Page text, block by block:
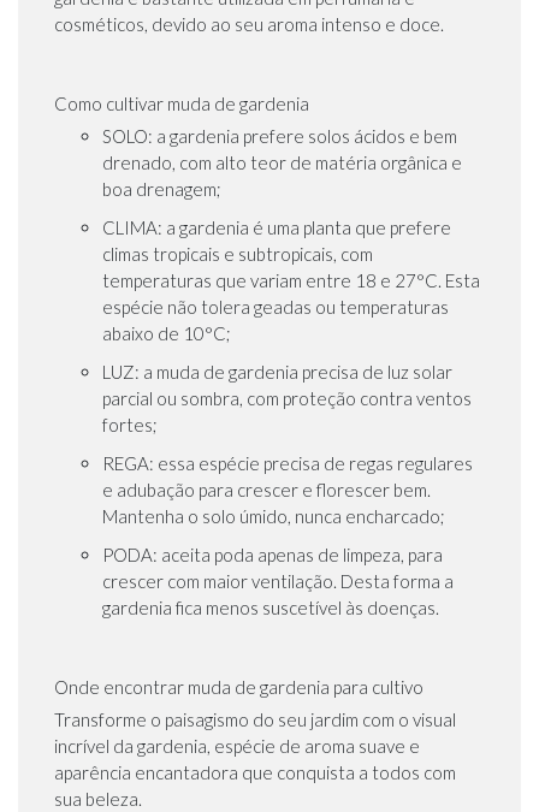
cosméticos, devido ao seu aroma intenso e doce.
Como cultivar muda de gardenia
SOLO: a gardenia prefere solos ácidos e bem
drenado, com alto teor de matéria orgânica e
boa drenagem;
CLIMA: a gardenia é uma planta que prefere
climas tropicais e subtropicais, com
temperaturas que variam entre 18 e 27°C. Esta
espécie não tolera geadas ou temperaturas
abaixo de 10°C;
LUZ: a muda de gardenia precisa de luz solar
parcial ou sombra, com proteção contra ventos
fortes;
REGA: essa espécie precisa de regas regulares
e adubação para crescer e florescer bem.
Mantenha o solo úmido, nunca encharcado;
PODA: aceita poda apenas de limpeza, para
crescer com maior ventilação. Desta forma a
gardenia fica menos suscetível às doenças.
Onde encontrar muda de gardenia para cultivo
Transforme o paisagismo do seu jardim com o visual
incrível da gardenia, espécie de aroma suave e
aparência encantadora que conquista a todos com
sua beleza.